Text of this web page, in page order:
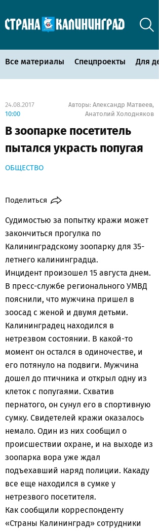
Все материалы Спецпроекты Для
24.08.2017
10:00
Авторы: Александр Матвеев,
Анатолий Холодняков
В зоопарке посетитель
пытался украсть попугая
ОБЩЕСТВО
Поделиться
Судимостью за попытку кражи может
закончиться прогулка по
Калининградскому зоопарку для 35-
летнего калининградца.
Инцидент произошел 15 августа днем.
В пресс-службе регионального УМВД
пояснили, что мужчина пришел в
зоосад с женой и двумя детьми.
Калининградец находился в
нетрезвом состоянии. В какой-то
момент он остался в одиночестве, и
его потянуло на подвиги. Мужчина
дошел до птичника и открыл одну из
клеток с попугаями. Схватив
пернатого, он сунул его в спортивную
сумку. Свидетелей кражи оказалось
немало. Один из них сообщил о
происшествии охране, и на выходе из
зоопарка вора уже ждал
подъехавший наряд полиции. Какаду
все еще находился в сумке у
нетрезвого посетителя.
Как сообщили корреспонденту
«Страны Калининград» сотрудники